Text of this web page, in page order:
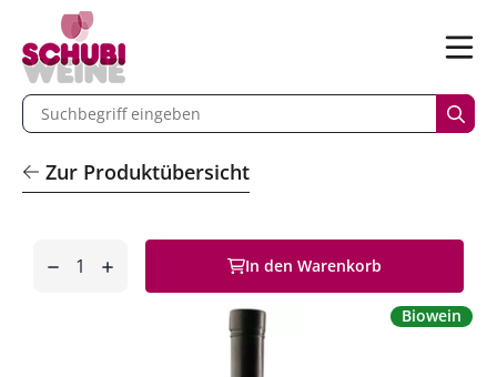
Menü
eingeben
Zur Produktübersicht
In den Warenkorb
Biowein